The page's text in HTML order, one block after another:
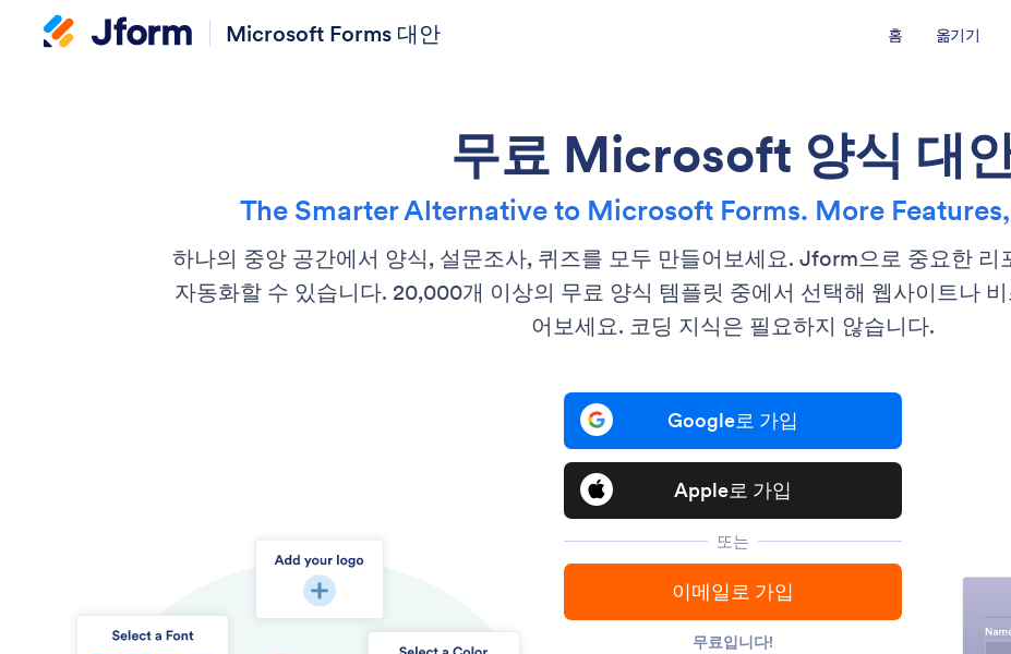
Microsoft Forms 대안 홈 옮기기
무료 Microsoft 양식 대
The Smarter Alternative to Microsoft Forms. More
하나의 중앙 공간에서 양식, 설문조사, 퀴즈를 모두 만들어보세요. Jform으로 중요한
자동화할 수 있습니다. 20,000개 이상의 무료 양식 템플릿 중에서 선택해 웹사이트나
어보세요. 코딩 지식은 필요하지 않습니다.
Google로 가입
Apple로 가입
또는
이메일로 가입
무료입니다!